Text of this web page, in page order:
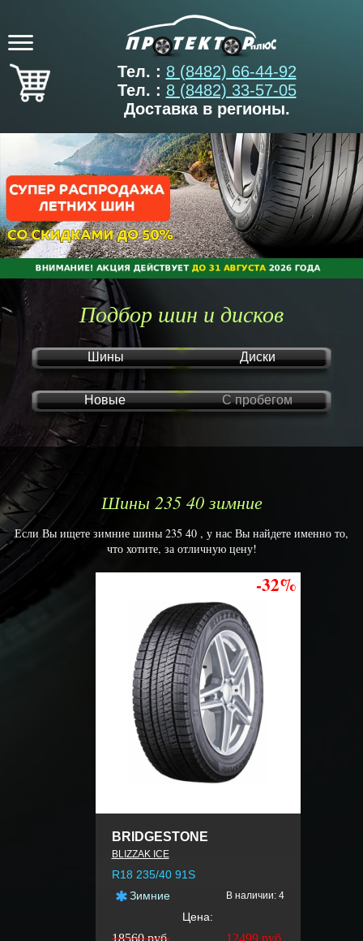
Тел. : 8 (8482) 66-44-92
Тел. : 8 (8482) 33-57-05
Доставка в регионы.
Подбор шин и дисков
Шины Диски
Новые С пробегом
Шины 235 40 зимние
Если Вы ищете зимние шины 235 40 , у нас Вы найдете именно то,
что хотите, за отличную цену!
-32%
BRIDGESTONE
BLIZZAK ICE
R18 235/40 91S
Зимние
В наличии: 4
Цена: